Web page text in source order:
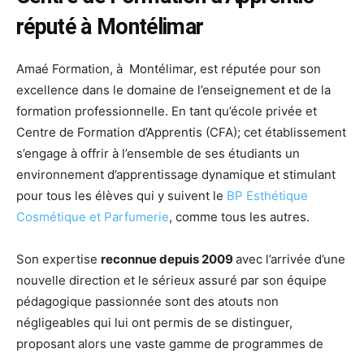
réputé à Montélimar
Amaé Formation, à Montélimar, est réputée pour son
excellence dans le domaine de l’enseignement et de la
formation professionnelle. En tant qu’école privée et
Centre de Formation d’Apprentis (CFA); cet établissement
s’engage à offrir à l’ensemble de ses étudiants un
environnement d’apprentissage dynamique et stimulant
pour tous les élèves qui y suivent le BP Esthétique
Cosmétique et Parfumerie, comme tous les autres.
Son expertise reconnue depuis 2009avec l’arrivée d’une
nouvelle direction et le sérieux assuré par son équipe
pédagogique passionnée sont des atouts non
négligeables qui lui ont permis de se distinguer,
proposant alors une vaste gamme de programmes de